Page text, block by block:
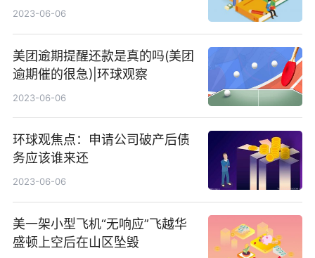
点
2023-06-06
美团逾期提醒还款是真的吗(美团
逾期催的很急)|环球观察
2023-06-06
环球观焦点：申请公司破产后债
务应该谁来还
2023-06-06
美一架小型飞机“无响应”飞越华
盛顿上空后在山区坠毁